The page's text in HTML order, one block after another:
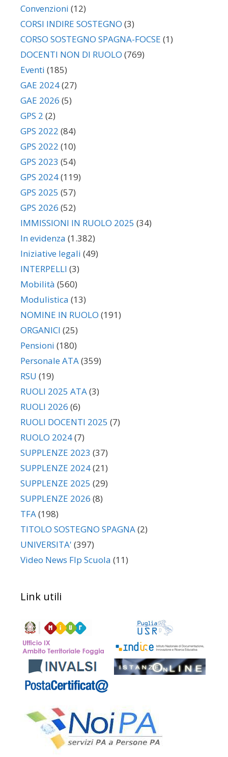
Convenzioni (12)
CORSI INDIRE SOSTEGNO (3)
CORSO SOSTEGNO SPAGNA-FOCSE (1)
DOCENTI NON DI RUOLO (769)
Eventi (185)
GAE 2024(27)
GAE 2026 (5)
GPS 2 (2)
GPS 2022 (84)
GPS 2022 (10)
GPS 2023 (54)
GPS 2024(119)
GPS 2025 (57)
GPS 2026 (52)
IMMISSIONI IN RUOLO 2025 (34)
In evidenza (1.382)
Iniziative legali (49)
INTERPELLI (3)
Mobilità (560)
Modulistica (13)
NOMINE IN RUOLO (191)
ORGANICI (25)
Pensioni (180)
Personale ATA(359)
RSU (19)
RUOLI 2025 ATA(3)
RUOLI 2026 (6)
RUOLI DOCENTI 2025 (7)
RUOLO 2024(7)
SUPPLENZE 2023 (37)
SUPPLENZE 2024(21)
SUPPLENZE 2025 (29)
SUPPLENZE 2026 (8)
TFA(198)
TITOLO SOSTEGNO SPAGNA(2)
UNIVERSITA' (397)
Video News Flp Scuola (11)
Link utili